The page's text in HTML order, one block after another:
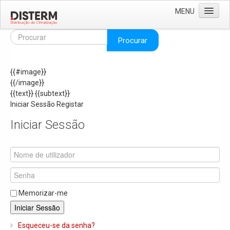
MENU
Home
Áreas de Negócio
Missão e Valores
As Nossas Marcas
Recrutamento
Produtos
Solar
Termoacumuladores e Depósitos de Inércia
Ar Condicionado
Procurar
{{#image}}
{{/image}}
{{text}}{{subtext}}
Iniciar Sessão Registar
Iniciar Sessão
Memorizar-me
Iniciar Sessão
Esqueceu-se da senha?